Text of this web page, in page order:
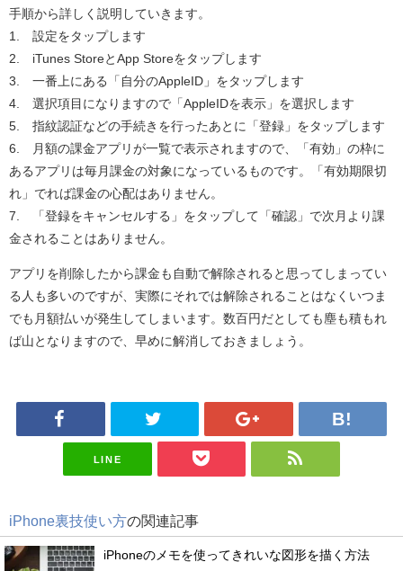
手順から詳しく説明していきます。
1. 設定をタップします
2. iTunes StoreとApp Storeをタップします
3. 一番上にある「自分のAppleID」をタップします
4. 選択項目になりますので「AppleIDを表示」を選択します
5. 指紋認証などの手続きを行ったあとに「登録」をタップします
6. 月額の課金アプリが一覧で表示されますので、「有効」の枠に
あるアプリは毎月課金の対象になっているものです。「有効期限切
れ」でれば課金の心配はありません。
7. 「登録をキャンセルする」をタップして「確認」で次月より課
金されることはありません。
アプリを削除したから課金も自動で解除されると思ってしまってい
る人も多いのですが、実際にそれでは解除されることはなくいつま
でも月額払いが発生してしまいます。数百円だとしても塵も積もれ
ば山となりますので、早めに解消しておきましょう。
LINE
iPhone裏技使い方の関連記事
iPhoneのメモを使ってきれいな図形を描く方法